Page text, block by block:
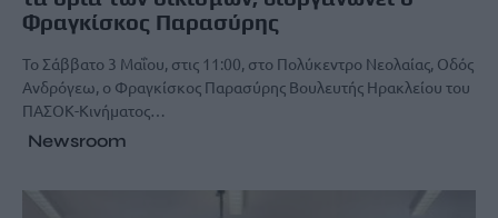
Φραγκίσκος Παρασύρης
Το Σάββατο 3 Μαΐου, στις 11:00, στο Πολύκεντρο Νεολαίας, Οδός
Ανδρόγεω, ο Φραγκίσκος Παρασύρης Βουλευτής Ηρακλείου του
ΠΑΣΟΚ-Κινήματος…
Newsroom